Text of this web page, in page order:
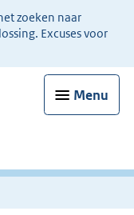
zoeken naar
Excuses voor
Menu